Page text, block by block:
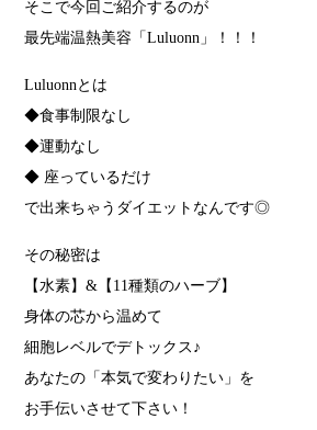
そこで今回ご紹介するのが
最先端温熱美容「Luluonn」！！！
Luluonnとは
◆食事制限なし
◆運動なし
◆ 座っているだけ
で出来ちゃうダイエットなんです◎
その秘密は
【水素】&【11種類のハーブ】
身体の芯から温めて
細胞レベルでデトックス♪
あなたの「本気で変わりたい」を
お手伝いさせて下さい！